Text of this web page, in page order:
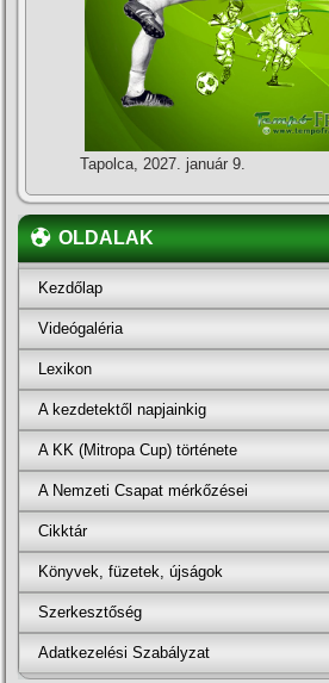
Tapolca, 2027. január 9.
OLDALAK
Kezdőlap
Videógaléria
Lexikon
A kezdetektől napjainkig
A KK (Mitropa Cup) története
A Nemzeti Csapat mérkőzései
Cikktár
Könyvek, füzetek, újságok
Szerkesztőség
Adatkezelési Szabályzat